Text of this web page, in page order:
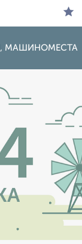
МАШИНОМЕСТА